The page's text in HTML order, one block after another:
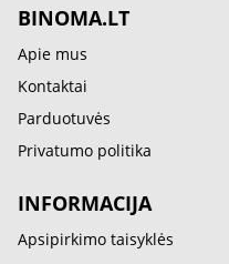
BINOMA.LT
Apie mus
Kontaktai
Parduotuvės
Privatumo politika
INFORMACIJA
Apsipirkimo taisyklės